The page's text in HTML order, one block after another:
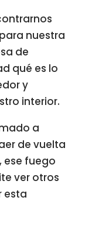
nuestra
de
qué es lo
y
interior.
a
de vuelta
ese fuego
ver otros
esta